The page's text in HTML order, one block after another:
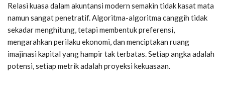
Relasi kuasa dalam akuntansi modern semakin tidak kasat mata
namun sangat penetratif. Algoritma-algoritma canggih tidak
sekadar menghitung, tetapi membentuk preferensi,
mengarahkan perilaku ekonomi, dan menciptakan ruang
imajinasi kapital yang hampir tak terbatas. Setiap angka adalah
potensi, setiap metrik adalah proyeksi kekuasaan.